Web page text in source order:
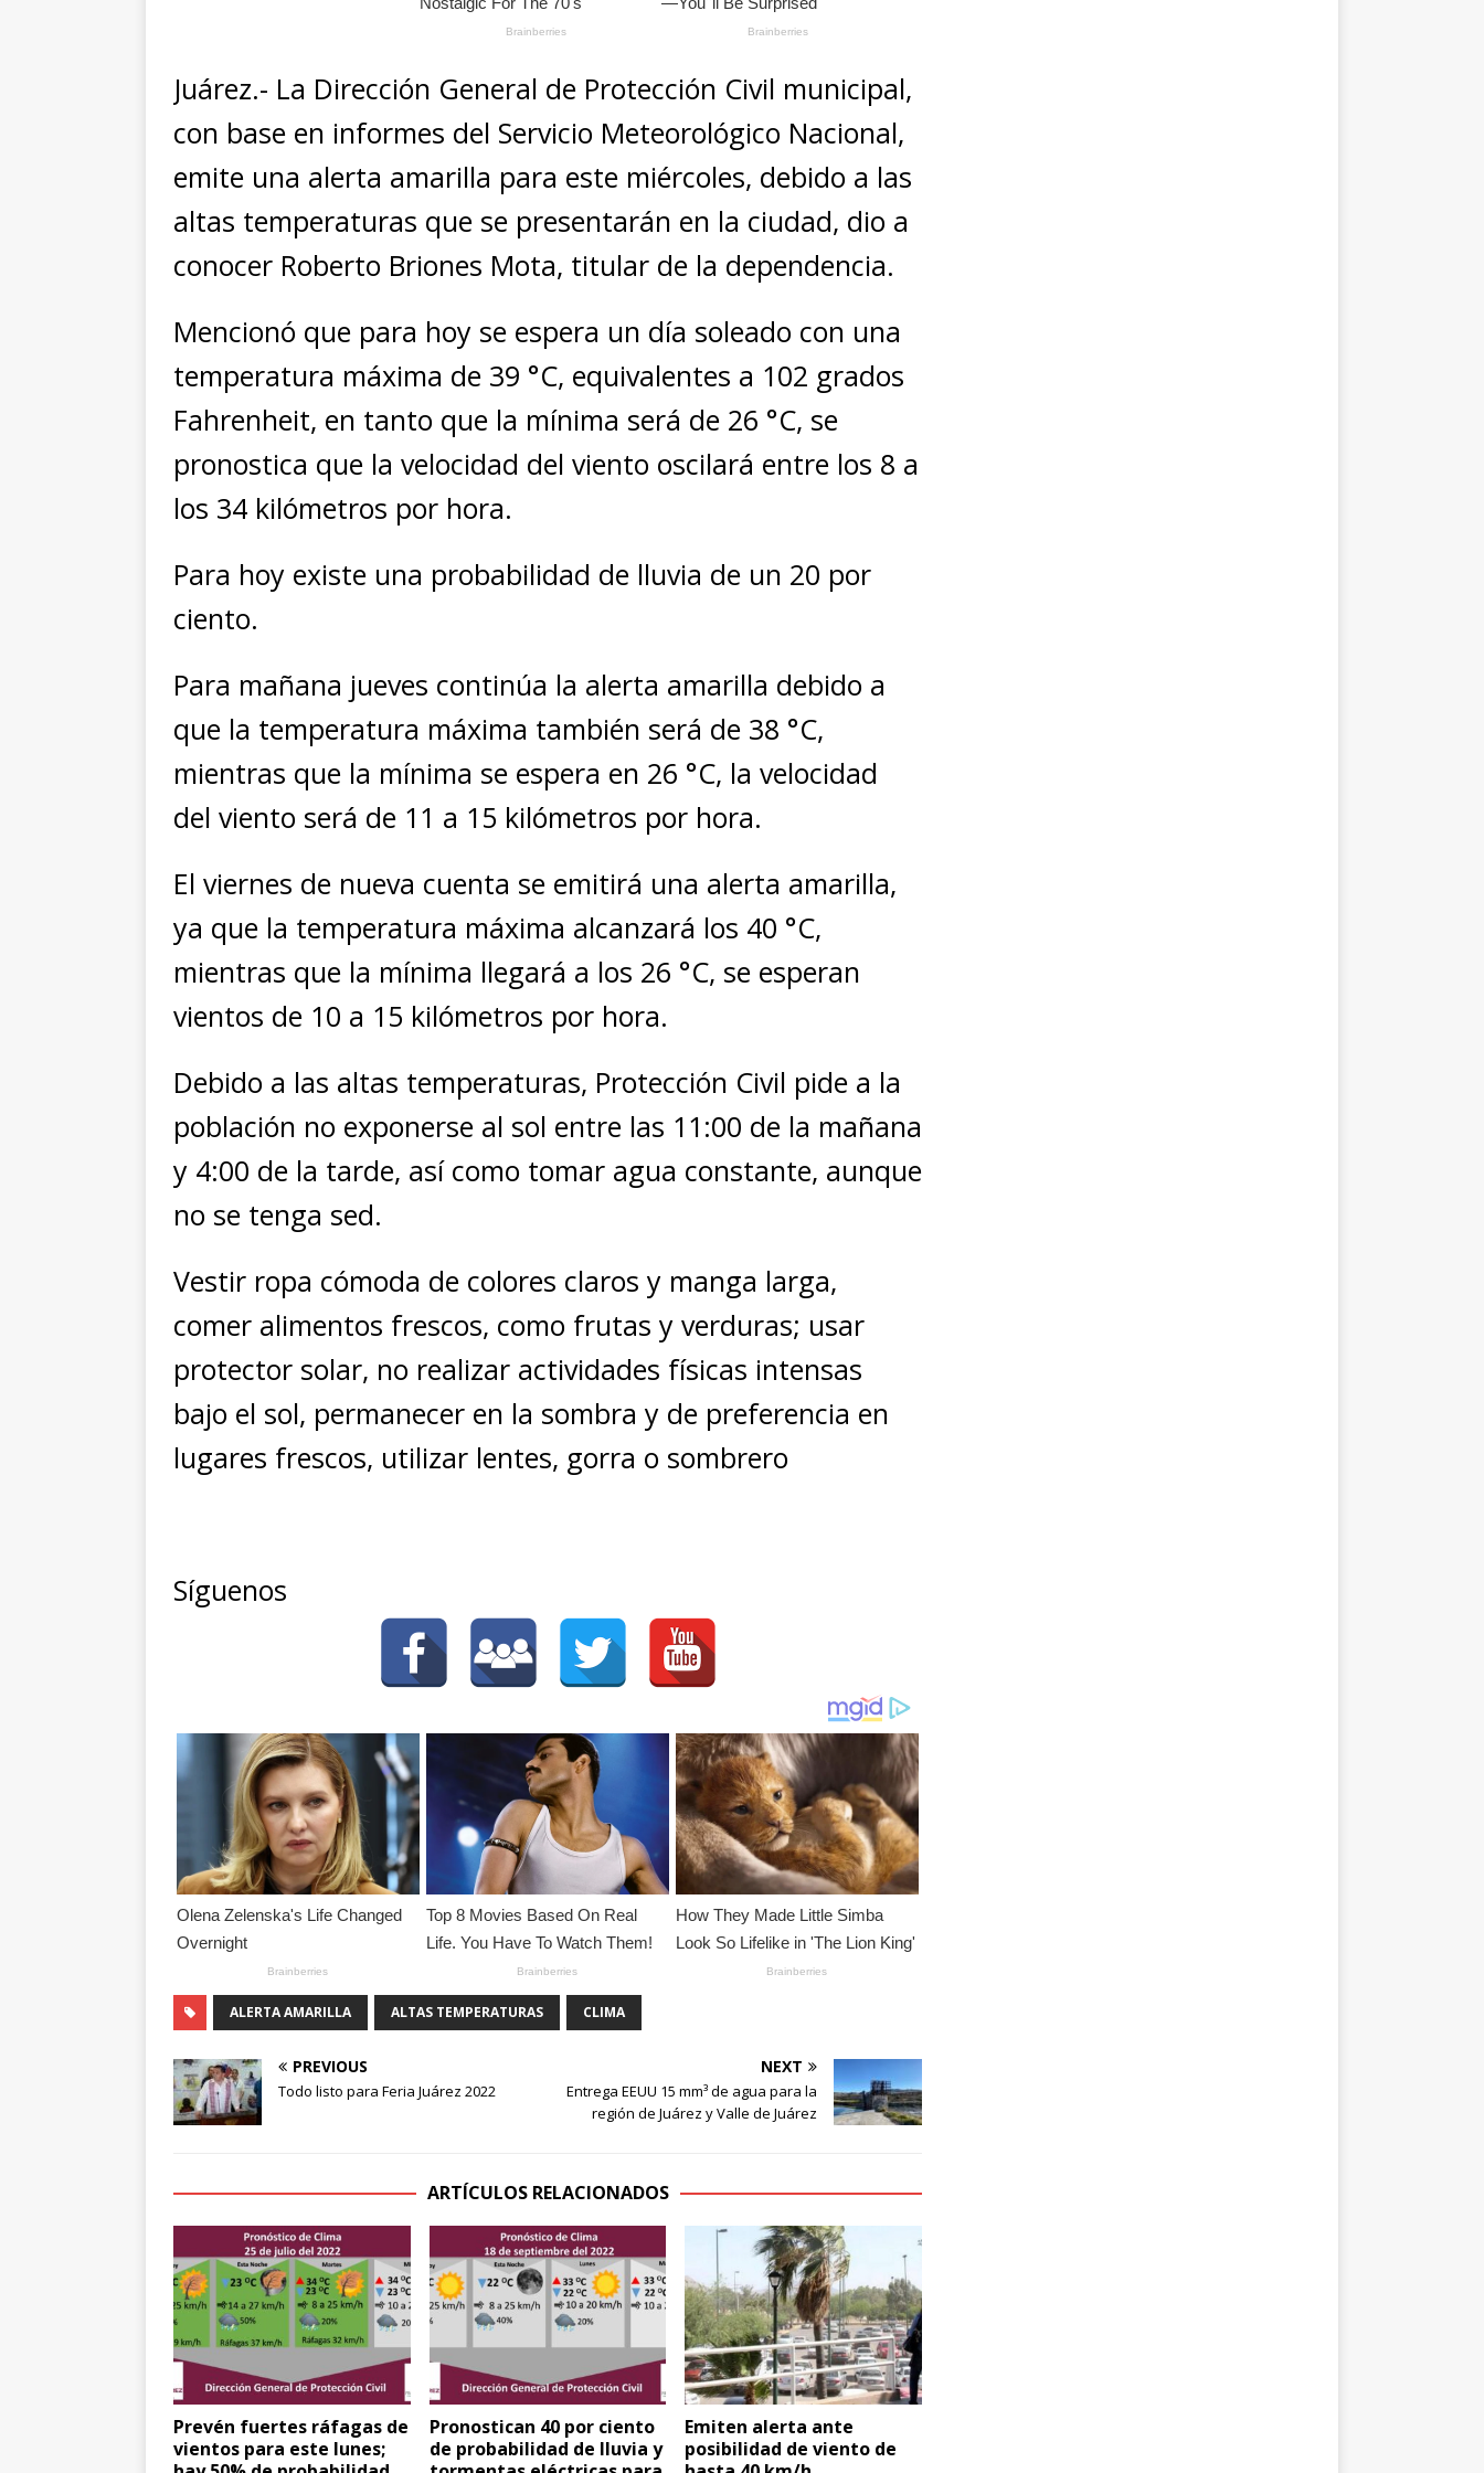
Juárez.- La Dirección General de Protección Civil municipal,
con base en informes del Servicio Meteorológico Nacional,
emite una alerta amarilla para este miércoles, debido a las
altas temperaturas que se presentarán en la ciudad, dio a
conocer Roberto Briones Mota, titular de la dependencia.
Mencionó que para hoy se espera un día soleado con una
temperatura máxima de 39 °C, equivalentes a 102 grados
Fahrenheit, en tanto que la mínima será de 26 °C, se
pronostica que la velocidad del viento oscilará entre los 8 a
los 34 kilómetros por hora.
Para hoy existe una probabilidad de lluvia de un 20 por
ciento.
Para mañana jueves continúa la alerta amarilla debido a
que la temperatura máxima también será de 38 °C,
mientras que la mínima se espera en 26 °C, la velocidad
del viento será de 11 a 15 kilómetros por hora.
El viernes de nueva cuenta se emitirá una alerta amarilla,
ya que la temperatura máxima alcanzará los 40 °C,
mientras que la mínima llegará a los 26 °C, se esperan
vientos de 10 a 15 kilómetros por hora.
Debido a las altas temperaturas, Protección Civil pide a la
población no exponerse al sol entre las 11:00 de la mañana
y 4:00 de la tarde, así como tomar agua constante, aunque
no se tenga sed.
Vestir ropa cómoda de colores claros y manga larga,
comer alimentos frescos, como frutas y verduras; usar
protector solar, no realizar actividades físicas intensas
bajo el sol, permanecer en la sombra y de preferencia en
lugares frescos, utilizar lentes, gorra o sombrero
Síguenos
ALERTA AMARILLA ALTAS TEMPERATURAS CLIMA
PREVIOUS
Todo listo para Feria Juárez 2022
NEXT
Entrega EEUU 15 mm³ de agua para la
región de Juárez y Valle de Juárez
ARTÍCULOS RELACIONADOS
Prevén fuertes ráfagas de
vientos para este lunes;
Pronostican 40 por ciento
de probabilidad de lluvia y
Emiten alerta ante
posibilidad de viento de